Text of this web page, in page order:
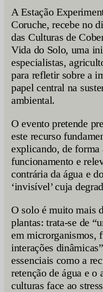
A Estação
Coruche, recebe no
das Culturas de
Vida do Solo, uma
especialistas,
para refletir sobre a
papel central na
ambiental.
O evento pretende
este recurso
explicando, de forma
funcionamento e
contrária da água e
‘invisível’ cuja
O solo é muito mais
plantas: trata-se de
em microrganismos,
interações
essenciais como a
retenção de água e o
culturas face ao